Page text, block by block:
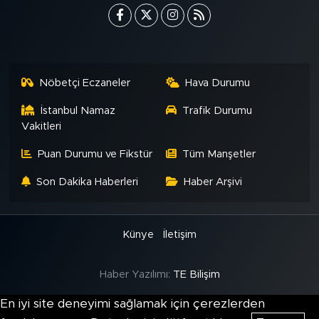
Nöbetçi Eczaneler Hava Durumu
İstanbul Namaz
Vakitleri
Trafik Durumu
Puan Durumu ve Fikstür Tüm Manşetler
Son Dakika Haberleri Haber Arşivi
Künye İletişim
Haber Yazılımı: TE Bilişim
En iyi site deneyimi sağlamak için çerezlerden